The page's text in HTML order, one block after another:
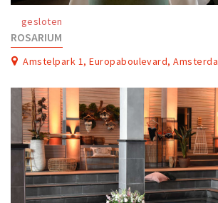
Work
Education
Magazine
Columns
Interviews
Hello Zuidas Articles
gesloten
ROSARIUM
Amstelpark 1, Europaboulevard,